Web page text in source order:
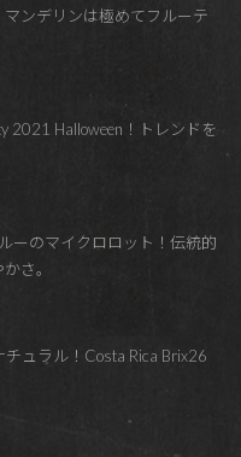
ンデリンは極めてフルーテ
2021 Halloween！トレンドを
ーのマイクロロット！伝統的
さ。
ュラル！Costa Rica Brix26